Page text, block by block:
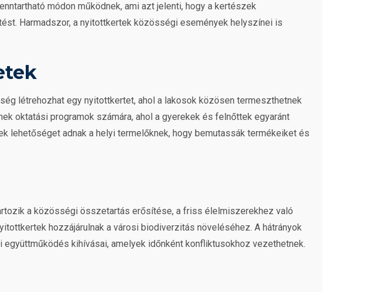
módon működnek, ami azt jelenti, hogy a kertészek
Harmadszor, a nyitottkertek közösségi események helyszínei is
létrehozhat egy nyitottkertet, ahol a lakosok közösen termeszthetnek
oktatási programok számára, ahol a gyerekek és felnőttek egyaránt
lehetőséget adnak a helyi termelőknek, hogy bemutassák termékeiket és
a közösségi összetartás erősítése, a friss élelmiszerekhez való
hozzájárulnak a városi biodiverzitás növeléséhez. A hátrányok
kihívásai, amelyek időnként konfliktusokhoz vezethetnek.